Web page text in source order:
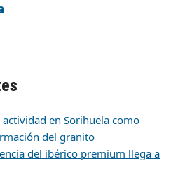
en Sorihuela como
del granito
del ibérico premium llega a